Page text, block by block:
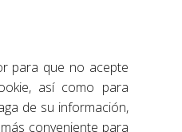
para que no acepte
así como para
de su información,
conveniente para